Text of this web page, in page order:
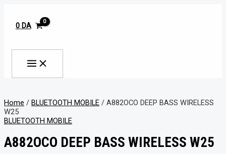
contenu
0 DA
Home / BLUETOOTH MOBILE / A882OCO DEEP BASS WIRELESS
W25
BLUETOOTH MOBILE
A882OCO DEEP BASS WIRELESS W25
BASS
WIRELESS
quantity